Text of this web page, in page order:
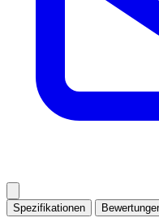
Spezifikationen